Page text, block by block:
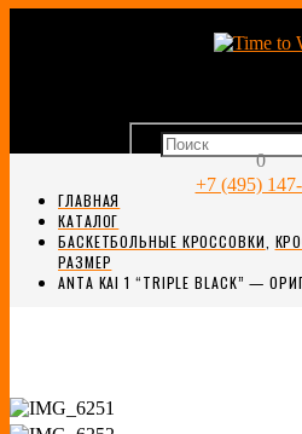
0
+7 (495)
ГЛАВНАЯ
КАТАЛОГ
БАСКЕТБОЛЬНЫЕ КРОССОВКИ
РАЗМЕР
ANTA KAI 1 “TRIPLE BLACK” —